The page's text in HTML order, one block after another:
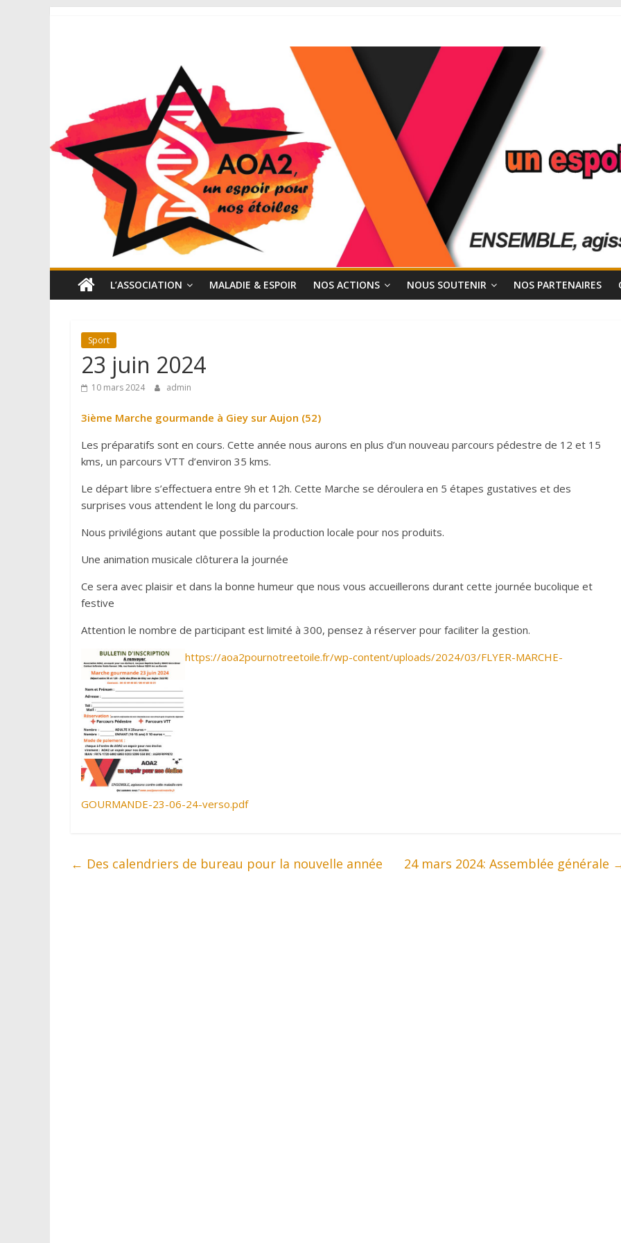
L’ASSOCIATION MALADIE & ESPOIR NOS ACTIONS NOUS SOUTENIR NOS PARTENAIRES
Sport
23 juin 2024
10 mars 2024 admin
3ième Marche gourmande à Giey sur Aujon (52)
Les préparatifs sont en cours. Cette année nous aurons en plus d’un nouveau parcours pédestre de 12 et 15
kms, un parcours VTT d’environ 35 kms.
Le départ libre s’effectuera entre 9h et 12h. Cette Marche se déroulera en 5 étapes gustatives et des
surprises vous attendent le long du parcours.
Nous privilégions autant que possible la production locale pour nos produits.
Une animation musicale clôturera la journée
Ce sera avec plaisir et dans la bonne humeur que nous vous accueillerons durant cette journée bucolique et
festive
Attention le nombre de participant est limité à 300, pensez à réserver pour faciliter la gestion.
https://aoa2pournotreetoile.fr/wp-content/uploads/2024/03/FLYER-MARCHE-
GOURMANDE-23-06-24-verso.pdf
← Des calendriers de bureau pour la nouvelle année 24 mars 2024: Assemblée générale